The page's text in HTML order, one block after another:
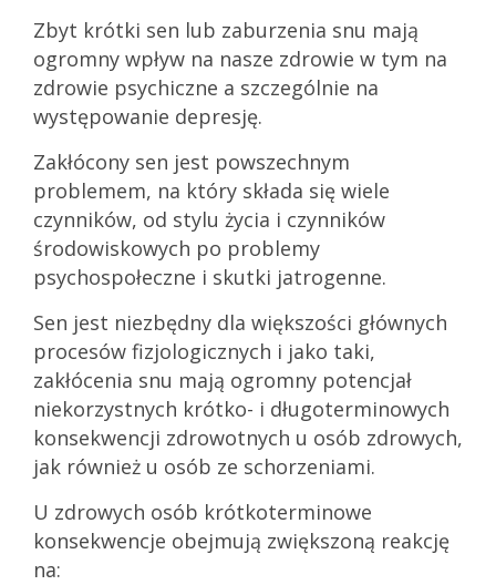
Zbyt krótki sen lub zaburzenia snu mają
ogromny wpływ na nasze zdrowie w tym na
zdrowie psychiczne a szczególnie na
występowanie depresję.
Zakłócony sen jest powszechnym
problemem, na który składa się wiele
czynników, od stylu życia i czynników
środowiskowych po problemy
psychospołeczne i skutki jatrogenne.
Sen jest niezbędny dla większości głównych
procesów fizjologicznych i jako taki,
zakłócenia snu mają ogromny potencjał
niekorzystnych krótko- i długoterminowych
konsekwencji zdrowotnych u osób zdrowych,
jak również u osób ze schorzeniami.
U zdrowych osób krótkoterminowe
konsekwencje obejmują zwiększoną reakcję
na: